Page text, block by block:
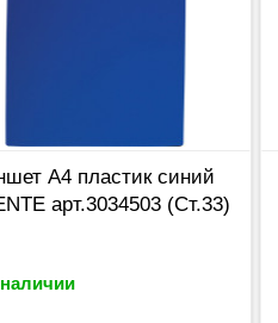
А4 пластик синий
арт.3034503 (Ст.33)